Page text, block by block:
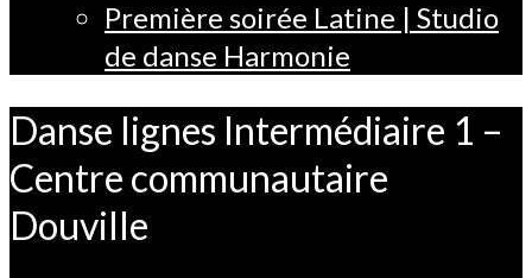
Première soirée Latine | Studio
de danse Harmonie
Danse lignes Intermédiaire 1 –
Centre communautaire
Douville